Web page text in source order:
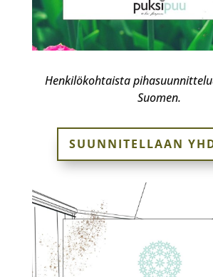
Henkilökohtaista
Suomen.
SUUNNITELLAAN